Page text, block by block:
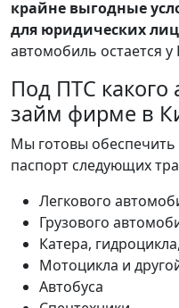
крайне выгодные
для юридических
автомобиль остается у
Под ПТС какого
займ фирме в
Мы готовы обеспечить
паспорт следующих
Легкового
Грузового
Катера,
Мотоцикла и
Автобуса